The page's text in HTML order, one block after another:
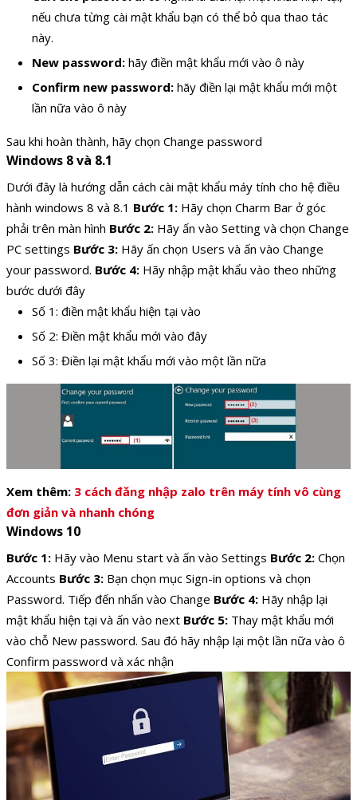
nếu chưa từng cài mật khẩu bạn có thể bỏ qua thao tác
này.
New password: hãy điền mật khẩu mới vào ô này
Confirm new password: hãy điền lại mật khẩu mới một
lần nữa vào ô này
Sau khi hoàn thành, hãy chọn Change password
Windows 8 và 8.1
Dưới đây là hướng dẫn cách cài mật khẩu máy tính cho hệ điều
hành windows 8 và 8.1 Bước 1: Hãy chọn Charm Bar ở góc
phải trên màn hình Bước 2: Hãy ấn vào Setting và chọn Change
PC settings Bước 3: Hãy ấn chọn Users và ấn vào Change
your password. Bước 4: Hãy nhập mật khẩu vào theo những
bước dưới đây
Số 1: điền mật khẩu hiện tại vào
Số 2: Điền mật khẩu mới vào đây
Số 3: Điền lại mật khẩu mới vào một lần nữa
Xem thêm: 3 cách đăng nhập zalo trên máy tính vô cùng
đơn giản và nhanh chóng
Windows 10
Bước 1: Hãy vào Menu start và ấn vào Settings Bước 2: Chọn
Accounts Bước 3: Bạn chọn mục Sign-in options và chọn
Password. Tiếp đến nhấn vào Change Bước 4: Hãy nhập lại
mật khẩu hiện tại và ấn vào next Bước 5: Thay mật khẩu mới
vào chỗ New password. Sau đó hãy nhập lại một lần nữa vào ô
Confirm password và xác nhận